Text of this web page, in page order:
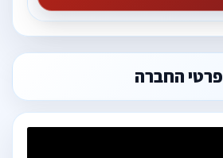
פרטי החברה